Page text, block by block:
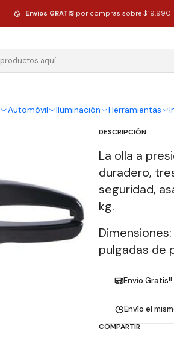
Automóvil Iluminación Herramientas
Envíos GRATIS por compras sobre $19.990
| Olla
Cantidad
DESCRIPCIÓN
La olla a
duradero,
seguridad,
kg.
pulgadas de
Envío Gratis!!
Envío el
COMPARTIR